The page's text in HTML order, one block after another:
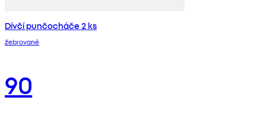
Dívčí punčocháče 2 ks
žebrované
90